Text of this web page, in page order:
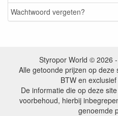
Wachtwoord vergeten?
Styropor World © 2026
Alle getoonde prijzen op deze
BTW en
De informatie die op deze
voorbehoud, hierbij
genoemde